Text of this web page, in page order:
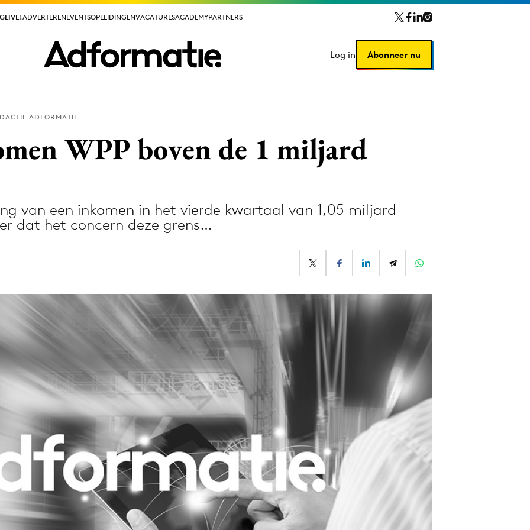
ADVERTERENEVENTSOPLEIDINGENVACATURESACADEMYPARTNERS
Log in Abonneer nu
ADVERTERENEVENTSOPLEIDINGENVACATURESACADEMYPARTNERS
Log in Abonneer nu
Media
Merkstrategie
Reputatie & crisis
ADFORMATIE
WPP boven de 1 miljard
van een inkomen in het vierde kwartaal van 1,05 miljard
dat het concern deze grens…